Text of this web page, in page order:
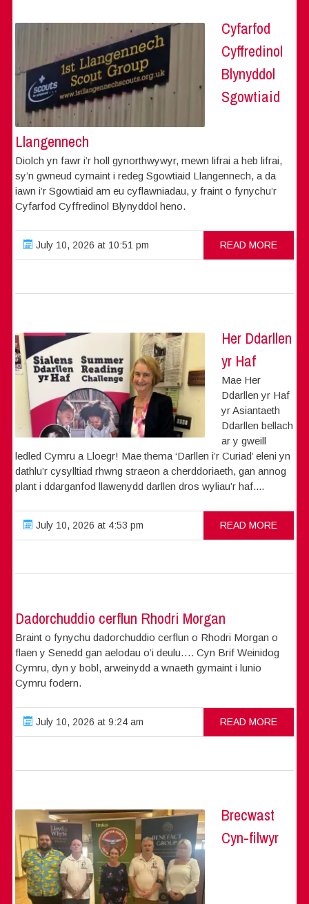
Cyfarfod
Cyffredinol
Blynyddol
Sgowtiaid
Llangennech
Diolch yn fawr i’r holl gynorthwywyr, mewn lifrai a heb lifrai,
sy’n gwneud cymaint i redeg Sgowtiaid Llangennech, a da
iawn i’r Sgowtiaid am eu cyflawniadau, y fraint o fynychu’r
Cyfarfod Cyffredinol Blynyddol heno.
July 10, 2026 at 10:51 pm READ MORE
Her Ddarllen
yr Haf
Mae Her
Ddarllen yr Haf
yr Asiantaeth
Ddarllen bellach
ar y gweill
ledled Cymru a Lloegr! Mae thema ‘Darllen i’r Curiad’ eleni yn
dathlu’r cysylltiad rhwng straeon a cherddoriaeth, gan annog
plant i ddarganfod llawenydd darllen dros wyliau’r haf....
July 10, 2026 at 4:53 pm READ MORE
Dadorchuddio cerflun Rhodri Morgan
Braint o fynychu dadorchuddio cerflun o Rhodri Morgan o
flaen y Senedd gan aelodau o’i deulu…. Cyn Brif Weinidog
Cymru, dyn y bobl, arweinydd a wnaeth gymaint i lunio
Cymru fodern.
July 10, 2026 at 9:24 am READ MORE
Brecwast
Cyn-filwyr